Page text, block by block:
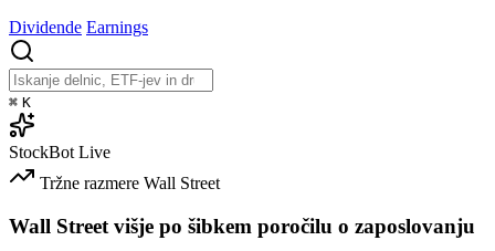
Dividende Earnings
⌘ K
StockBot Live
Tržne razmere Wall Street
Wall Street višje po šibkem poročilu o zaposlovanju